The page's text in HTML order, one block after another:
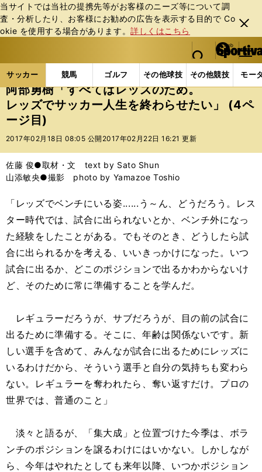
当サイトでは当社の提携先等がお客様のニーズ等について調
査・分析したり、お客様にお勧めの広告を表⽰する⽬的で Co
okie を使⽤する場合があります。詳しくはこちら
閉じ
る
web Sportiva (webスポルティーバ)
検索
マイペ
ー
ジ
メニュ
サッカー 競馬 ゴルフ その他球技 その他競技 モー
ス
ポ
ル
テ
ー
バ
サッカーの記事一覧 Jリーグ他 Jリーグ 阿部勇
阿部勇樹「すべてはレッズのため。
レッズでサッカー人生を終わらせたい」 (4ペ
ージ目)
2017年02月18日 08:05 公開 2017年02月22日 16:21 更新
佐藤 俊●取材・文 text by Sato Shun
山添敏央●撮影 photo by Yamazoe Toshio
「レッズでベンチにいる姿......う～ん、どうだろう。レス
ター時代では、試合に出られないとか、ベンチ外になっ
た経験をしたことがある。でもそのとき、どうしたら試
合に出られるかを考える、いいきっかけになった。いつ
試合に出るか、どこのポジションで出るかわからないけ
ど、そのために常に準備することを学んだ。
レギュラーだろうが、サブだろうが、目の前の試合に
出るために準備する。そこに、年齢は関係ないです。新
しい選手を含めて、みんなが試合に出るためにレッズに
いるわけだから、そういう選手と自分の気持ちも変わら
ない。レギュラーを奪われたら、奪い返すだけ。プロの
世界では、普通のこと」
淡々と語るが、「集大成」と位置づけた今季は、ボラ
ンチのポジションを譲るわけにはいかない。しかしなが
ら、今年はやれたとしても来年以降、いつかポジション